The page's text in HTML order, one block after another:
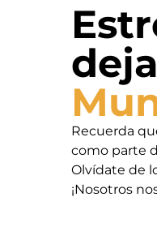
Recuerda
como parte
Olvídate de
¡Nosotros